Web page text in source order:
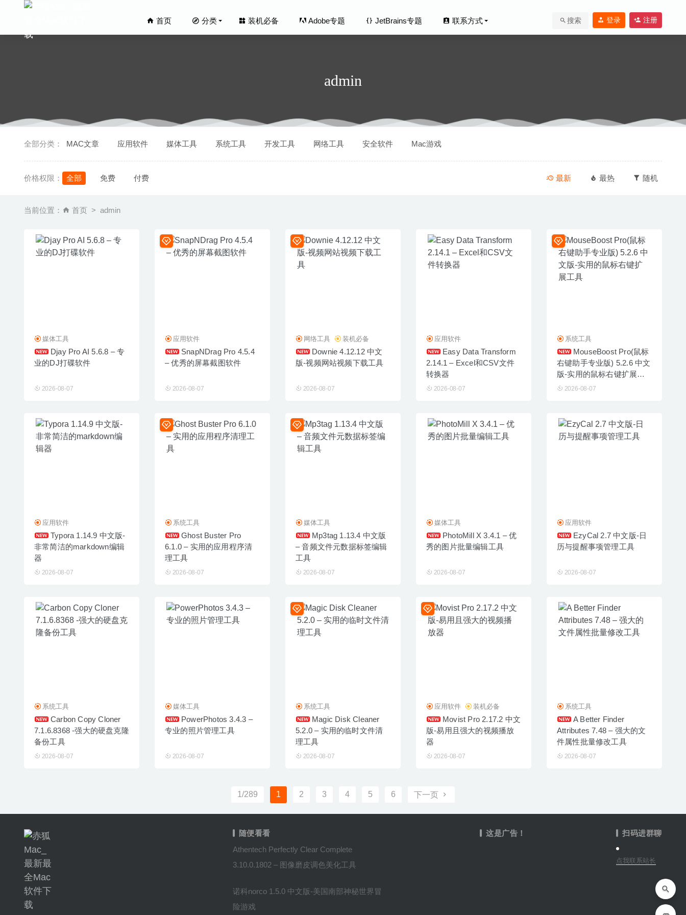
首页 分类 装机必备 Adobe专题 JetBrains专题 联系方式 搜索 登录 注册
admin
全部分类： MAC文章 应用软件 媒体工具 系统工具 开发工具 网络工具 安全软件 Mac游戏
价格权限： 全部 免费 付费 最新 最热 随机
当前位置： 首页 admin
媒体工具
Djay Pro AI 5.6.8 – 专
业的DJ打碟软件
2026-08-07
应用软件
SnapNDrag Pro 4.5.4
– 优秀的屏幕截图软件
2026-08-07
网络工具 装机必备
Downie 4.12.12 中文
版-视频网站视频下载工具
2026-08-07
应用软件
Easy Data Transform
2.14.1 – Excel和CSV文件
转换器
2026-08-07
系统工具
MouseBoost Pro(鼠标
右键助手专业版) 5.2.6 中文
版-实用的鼠标右键扩展工
具 2026-08-07
应用软件
Typora 1.14.9 中文版-
非常简洁的markdown编辑
器
2026-08-07
系统工具
Ghost Buster Pro
6.1.0 – 实用的应用程序清
理工具
2026-08-07
媒体工具
Mp3tag 1.13.4 中文版
– 音频文件元数据标签编辑
工具
2026-08-07
媒体工具
PhotoMill X 3.4.1 – 优
秀的图片批量编辑工具
2026-08-07
应用软件
EzyCal 2.7 中文版-日
历与提醒事项管理工具
2026-08-07
系统工具
Carbon Copy Cloner
7.1.6.8368 -强大的硬盘克隆
备份工具
2026-08-07
媒体工具
PowerPhotos 3.4.3 –
专业的照片管理工具
2026-08-07
系统工具
Magic Disk Cleaner
5.2.0 – 实用的临时文件清
理工具
2026-08-07
应用软件 装机必备
Movist Pro 2.17.2 中文
版-易用且强大的视频播放
器
2026-08-07
系统工具
A Better Finder
Attributes 7.48 – 强大的文
件属性批量修改工具
2026-08-07
1/289 1 2 3 4 5 6 下一页
随便看看
Athentech Perfectly Clear Complete
3.10.0.1802 – 图像磨皮调色美化工具
诺科norco 1.5.0 中文版-美国南部神秘世界冒
险游戏
这是广告！ 扫码进群聊
点我联系站长
2020-08-24